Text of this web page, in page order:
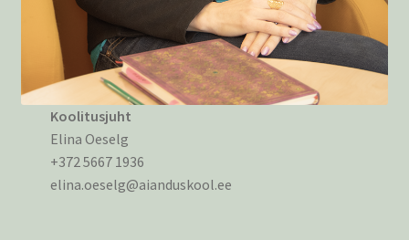
Koolitusjuht
Elina Oeselg
+372 5667 1936
elina.oeselg@aianduskool.ee